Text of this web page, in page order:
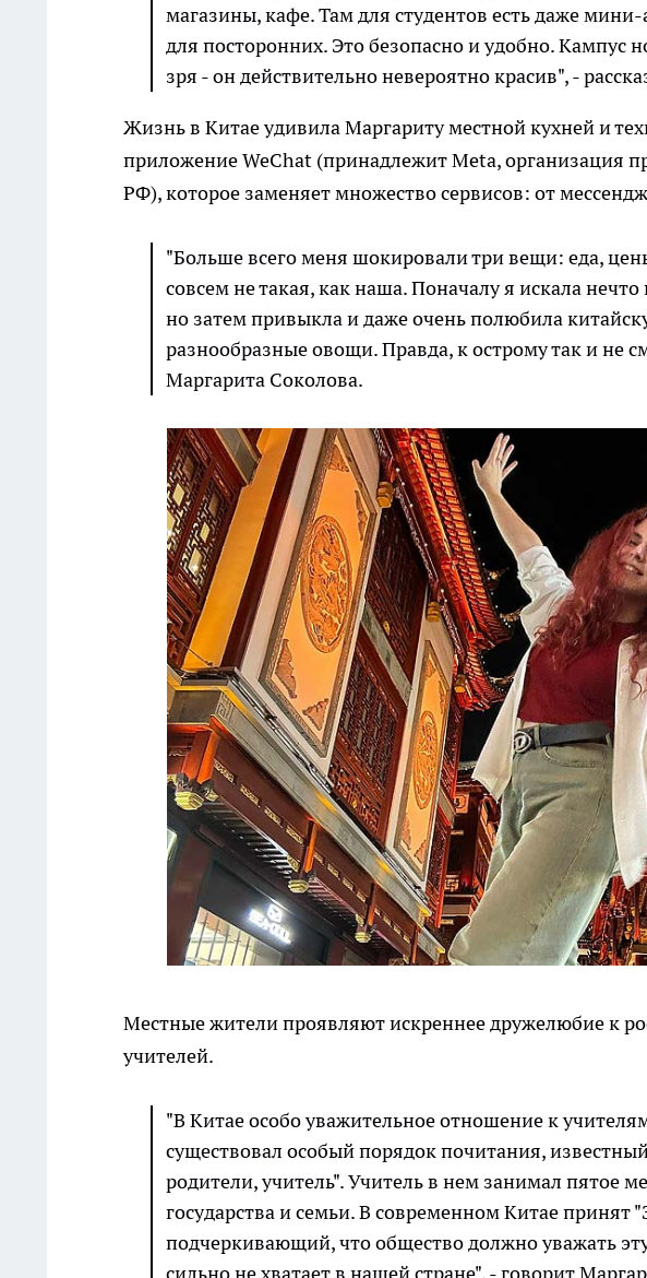
магазины, кафе. Там для студентов есть даже
для посторонних. Это безопасно и удобно. Кампус
зря - он действительно невероятно красив", -
Жизнь в Китае удивила Маргариту местной кухней и
приложение WeChat (принадлежит Meta, организация
РФ), которое заменяет множество сервисов: от
"Больше всего меня шокировали три вещи: еда,
совсем не такая, как наша. Поначалу я искала
но затем привыкла и даже очень полюбила
разнообразные овощи. Правда, к острому так и не
Маргарита Соколова.
Местные жители проявляют искреннее дружелюбие к
учителей.
"В Китае особо уважительное отношение к
существовал особый порядок почитания,
родители, учитель". Учитель в нем занимал пятое
государства и семьи. В современном Китае принят
подчеркивающий, что общество должно уважать
сильно не хватает в нашей стране", - говорит